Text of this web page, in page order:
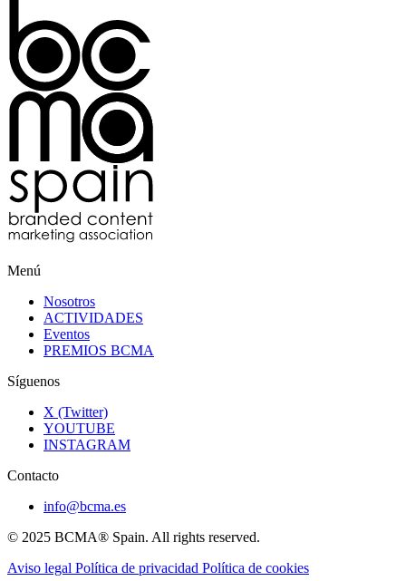
Menú
Nosotros
ACTIVIDADES
Eventos
PREMIOS BCMA
Síguenos
X (Twitter)
YOUTUBE
INSTAGRAM
Contacto
info@bcma.es
© 2025 BCMA® Spain. All rights reserved.
Aviso legal Política de privacidad Política de cookies